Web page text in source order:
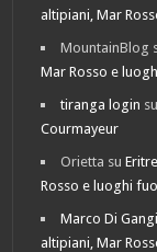
altipiani, Mar
MountainBlog
Mar Rosso e
tiranga login
Courmayeur
Orietta su
Rosso e luoghi
Marco Di Gangi
altipiani, Mar